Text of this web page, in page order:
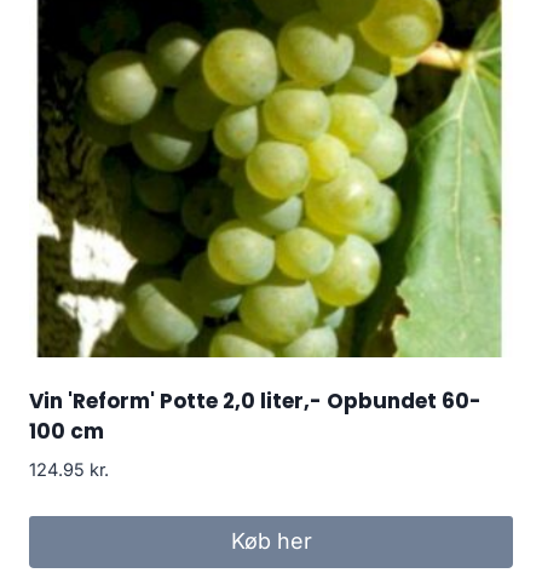
Vin 'Reform' Potte 2,0 liter,- Opbundet 60-
100 cm
124.95 kr.
Køb her